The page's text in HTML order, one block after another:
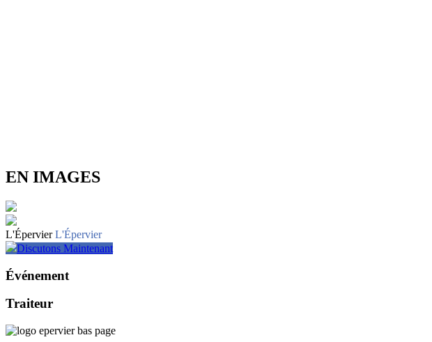
EN IMAGES
L'Épervier L'Épervier
Discutons Maintenant
Événement
Traiteur